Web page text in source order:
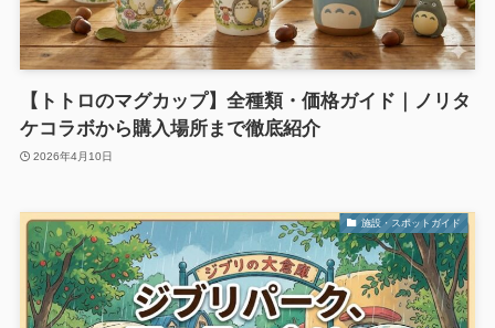
【トトロのマグカップ】全種類・価格ガイド｜ノリタ
ケコラボから購入場所まで徹底紹介
2026年4月10日
施設・スポットガイド